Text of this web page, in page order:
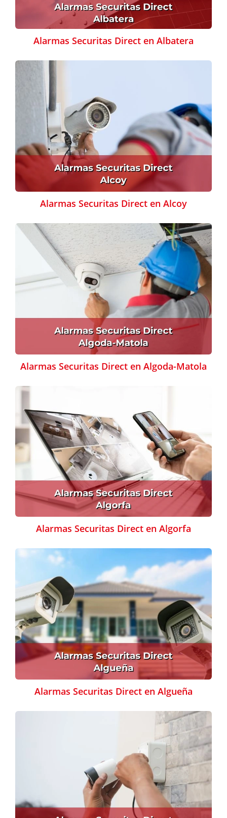
Alarmas Securitas Direct en Albatera
Alarmas Securitas Direct en Alcoy
Alarmas Securitas Direct en Algoda-Matola
Alarmas Securitas Direct en Algorfa
Alarmas Securitas Direct en Algueña